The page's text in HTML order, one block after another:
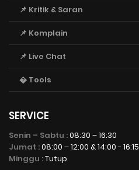
📌 Kritik & Saran
📌 Komplain
📌 Live Chat
� Tools
SERVICE
Senin – Sabtu :08:30 – 16:30
Jumat :08:00 – 12:00 & 14:00 - 16:15
Minggu :Tutup